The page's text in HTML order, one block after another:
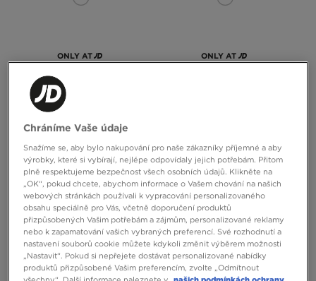
ONLY AT
SUPPLY&DEMAND TRIČKO OPOLIS
ONLY AT
Chráníme Vaše údaje
Snažíme se, aby bylo nakupování pro naše zákazníky příjemné a aby
výrobky, které si vybírají, nejlépe odpovídaly jejich potřebám. Přitom
plně respektujeme bezpečnost všech osobních údajů. Klikněte na
„OK“, pokud chcete, abychom informace o Vašem chování na našich
webových stránkách používali k vypracování personalizovaného
obsahu speciálně pro Vás, včetně doporučení produktů
přizpůsobených Vašim potřebám a zájmům, personalizované reklamy
nebo k zapamatování vašich vybraných preferencí. Své rozhodnutí a
nastavení souborů cookie můžete kdykoli změnit výběrem možnosti
„Nastavit“. Pokud si nepřejete dostávat personalizované nabídky
produktů přizpůsobené Vašim preferencím, zvolte „Odmítnout